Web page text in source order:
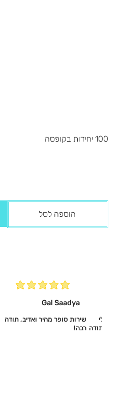
100 יחידות בקופסה
הוספה לסל
Gal Saadya
שירות סופר מהיר ואדיב, תודה
רבה!
לי
תודה